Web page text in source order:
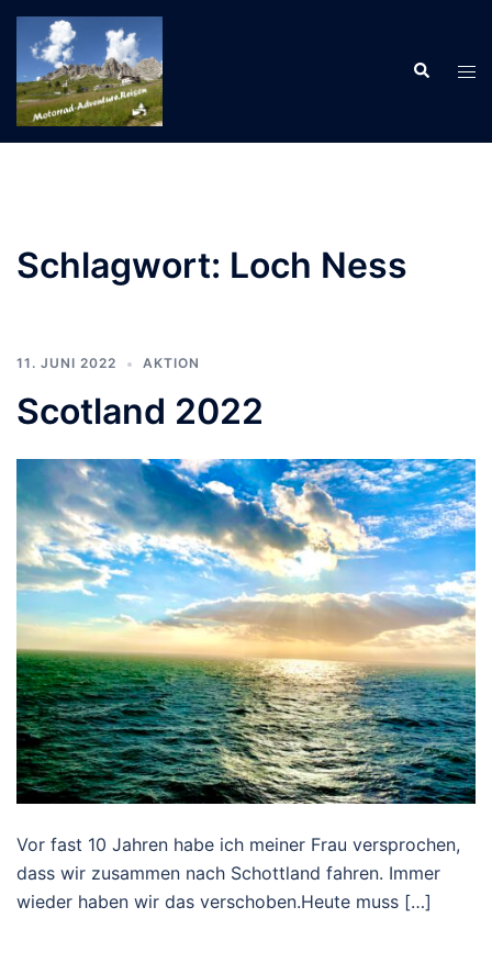
Zum
Inhalt
springen
Suche
Schlagwort: Loch Ness
11. JUNI 2022 AKTION
Scotland 2022
Vor fast 10 Jahren habe ich meiner Frau versprochen,
dass wir zusammen nach Schottland fahren. Immer
wieder haben wir das verschoben.Heute muss […]